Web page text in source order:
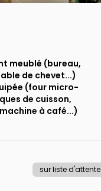
meublé (bureau,
de chevet...)
(four micro-
de cuisson,
à café...)
sur liste d'attente